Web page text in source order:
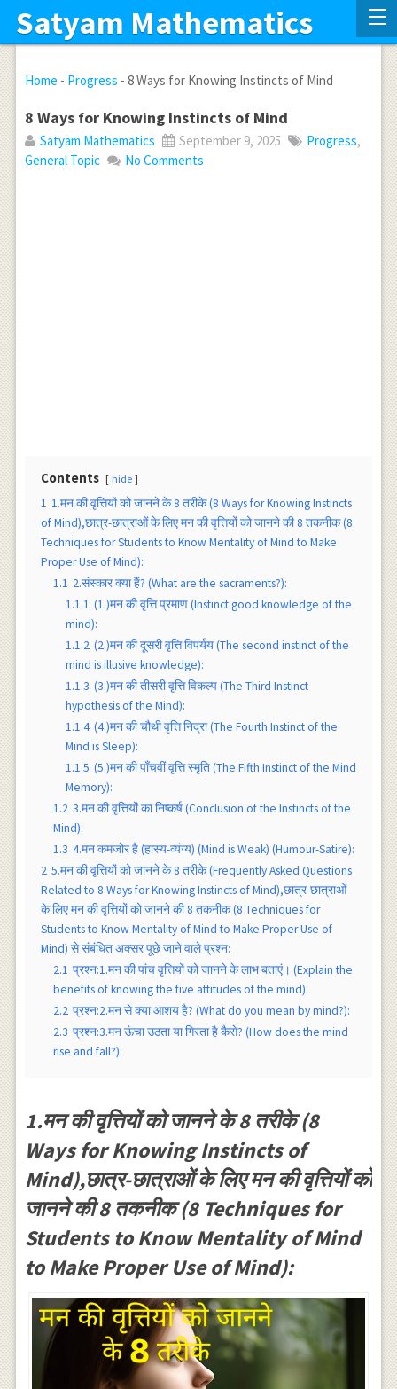
Satyam Mathematics
Home - Progress - 8 Ways for Knowing Instincts of Mind
8 Ways for Knowing Instincts of Mind
Satyam Mathematics September 9, 2025 Progress,
General Topic
No Comments
Contents hide
1 1.मन की वृत्तियों को जानने के 8 तरीके (8 Ways for Knowing Instincts
of Mind),छात्र-छात्राओं के लिए मन की वृत्तियों को जानने की 8 तकनीक (8
Techniques for Students to Know Mentality of Mind to Make
Proper Use of Mind):
1.1 2.संस्कार क्या हैं? (What are the sacraments?):
1.1.1 (1.)मन की वृत्ति प्रमाण (Instinct good knowledge of the
mind):
1.1.2 (2.)मन की दूसरी वृत्ति विपर्यय (The second instinct of the
mind is illusive knowledge):
1.1.3 (3.)मन की तीसरी वृत्ति विकल्प (The Third Instinct
hypothesis of the Mind):
1.1.4 (4.)मन की चौथी वृत्ति निद्रा (The Fourth Instinct of the
Mind is Sleep):
1.1.5 (5.)मन की पाँचवीं वृत्ति स्मृति (The Fifth Instinct of the Mind
Memory):
1.2 3.मन की वृत्तियों का निष्कर्ष (Conclusion of the Instincts of the
Mind):
1.3 4.मन कमजोर है (हास्य-व्यंग्य) (Mind is Weak) (Humour-Satire):
2 5.मन की वृत्तियों को जानने के 8 तरीके (Frequently Asked Questions
Related to 8 Ways for Knowing Instincts of Mind),छात्र-छात्राओं
के लिए मन की वृत्तियों को जानने की 8 तकनीक (8 Techniques for
Students to Know Mentality of Mind to Make Proper Use of
Mind) से संबंधित अक्सर पूछे जाने वाले प्रश्न:
2.1 प्रश्न:1.मन की पांच वृत्तियों को जानने के लाभ बताएं। (Explain the
benefits of knowing the five attitudes of the mind):
2.2 प्रश्न:2.मन से क्या आशय है? (What do you mean by mind?):
2.3 प्रश्न:3.मन ऊंचा उठता या गिरता है कैसे? (How does the mind
rise and fall?):
1.मन की वृत्तियों को जानने के 8 तरीके (8
Ways for Knowing Instincts of
Mind),छात्र-छात्राओं के लिए मन की वृत्तियों को
जानने की 8 तकनीक (8 Techniques for
Students to Know Mentality of Mind
to Make Proper Use of Mind):